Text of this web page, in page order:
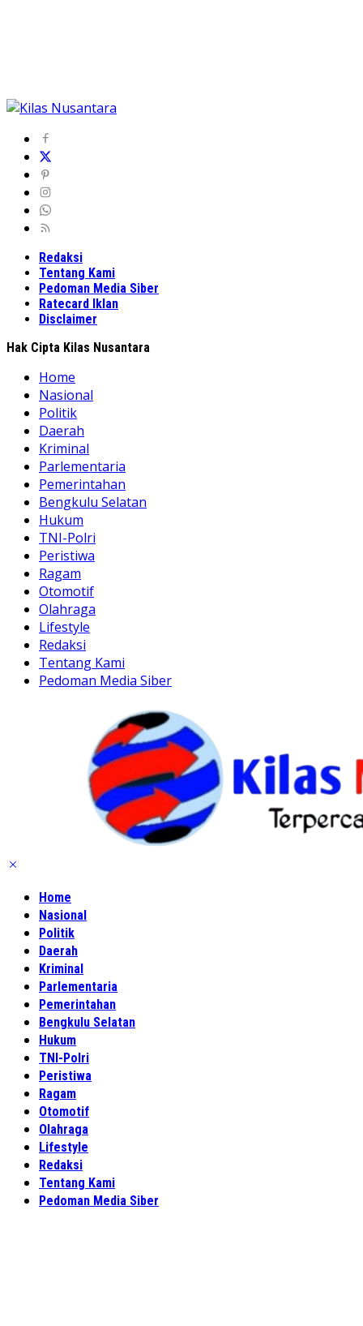
Redaksi
Tentang Kami
Pedoman Media Siber
Ratecard Iklan
Disclaimer
Hak Cipta Kilas Nusantara
Home
Nasional
Politik
Daerah
Kriminal
Parlementaria
Pemerintahan
Bengkulu Selatan
Hukum
TNI-Polri
Peristiwa
Ragam
Otomotif
Olahraga
Lifestyle
Redaksi
Tentang Kami
Pedoman Media Siber
Home
Nasional
Politik
Daerah
Kriminal
Parlementaria
Pemerintahan
Bengkulu Selatan
Hukum
TNI-Polri
Peristiwa
Ragam
Otomotif
Olahraga
Lifestyle
Redaksi
Tentang Kami
Pedoman Media Siber